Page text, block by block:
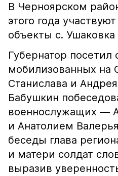
В Черноярском
этого года участвуют
объекты с.
Губернатор посетил
мобилизованных на
Станислава и
Бабушкин
военнослужащих —
и Анатолием
беседы глава
и матери солдат
выразив